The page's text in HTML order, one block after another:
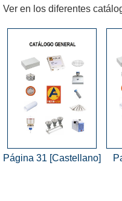
Ver en los diferentes
Página 31 [Castellano]